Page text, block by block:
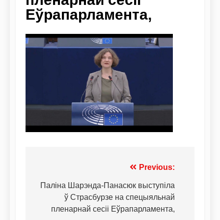
Еўрапарламента,
Previous:
Паліна Шарэнда-Панасюк выступіла
ў Страсбурзе на спецыяльнай
пленарнай сесіі Еўрапарламента,